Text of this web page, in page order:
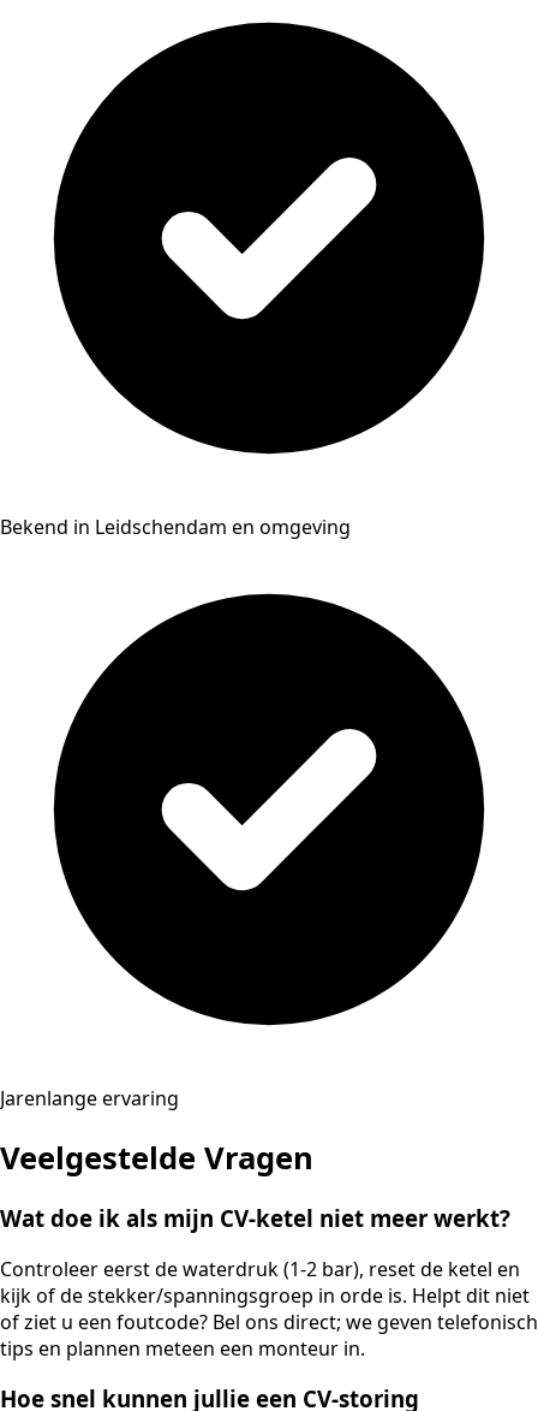
Bekend in Leidschendam en omgeving
Jarenlange ervaring
Veelgestelde Vragen
Wat doe ik als mijn CV-ketel niet meer werkt?
Controleer eerst de waterdruk (1-2 bar), reset de ketel en
kijk of de stekker/spanningsgroep in orde is. Helpt dit niet
of ziet u een foutcode? Bel ons direct; we geven telefonisch
tips en plannen meteen een monteur in.
Hoe snel kunnen jullie een CV-storing